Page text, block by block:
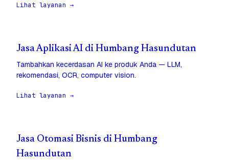
Lihat layanan →
Jasa Aplikasi AI di Humbang Hasundutan
Tambahkan kecerdasan AI ke produk Anda — LLM,
rekomendasi, OCR, computer vision.
Lihat layanan →
Jasa Otomasi Bisnis di Humbang
Hasundutan